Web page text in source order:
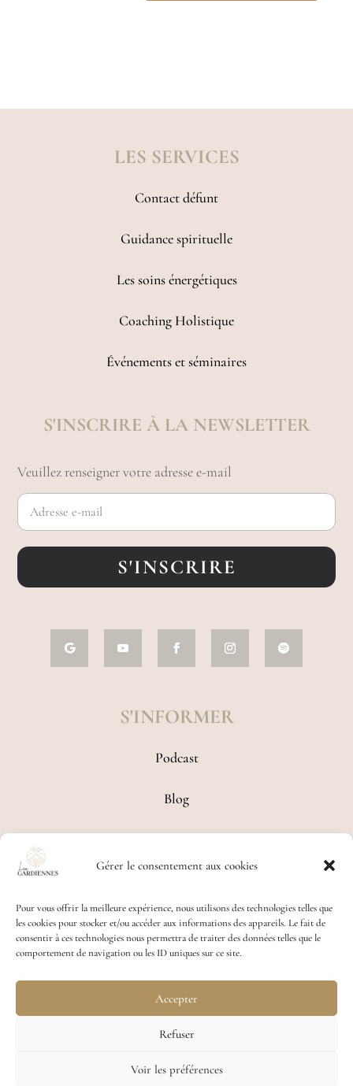
Gérer le consentement aux cookies
Pour vous offrir la meilleure expérience, nous utilisons des technologies telles que
les cookies pour stocker et/ou accéder aux informations des appareils. Le fait de
consentir à ces technologies nous permettra de traiter des données telles que le
comportement de navigation ou les ID uniques sur ce site.
Accepter
Refuser
Voir les préférences
LES SERVICES
Contact défunt
Guidance spirituelle
Les soins énergétiques
Coaching Holistique
Événements et séminaires
S'INSCRIRE À LA NEWSLETTER
Veuillez renseigner votre adresse e-mail
S'INSCRIRE
S'INFORMER
Podcast
Blog
Contact
No Result Website Carbon
• Site web éco-responsable fait avec ♥ • Tous droits